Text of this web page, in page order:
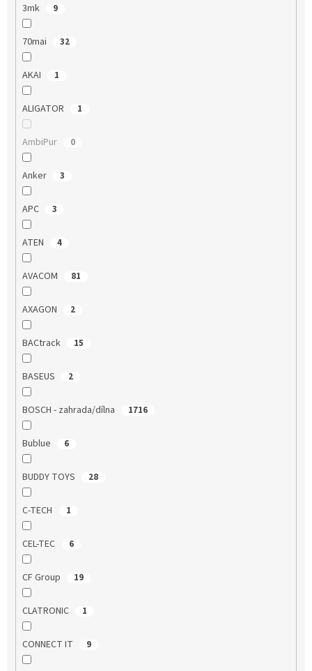
3mk 9
70mai 32
AKAI 1
ALIGATOR 1
AmbiPur 0
Anker 3
APC 3
ATEN 4
AVACOM 81
AXAGON 2
BACtrack 15
BASEUS 2
BOSCH - zahrada/dílna 1716
Bublue 6
BUDDY TOYS 28
C-TECH 1
CEL-TEC 6
CF Group 19
CLATRONIC 1
CONNECT IT 9